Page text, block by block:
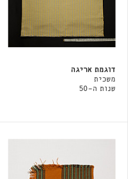
דוגמת אריגה
משכית
שנות ה-50